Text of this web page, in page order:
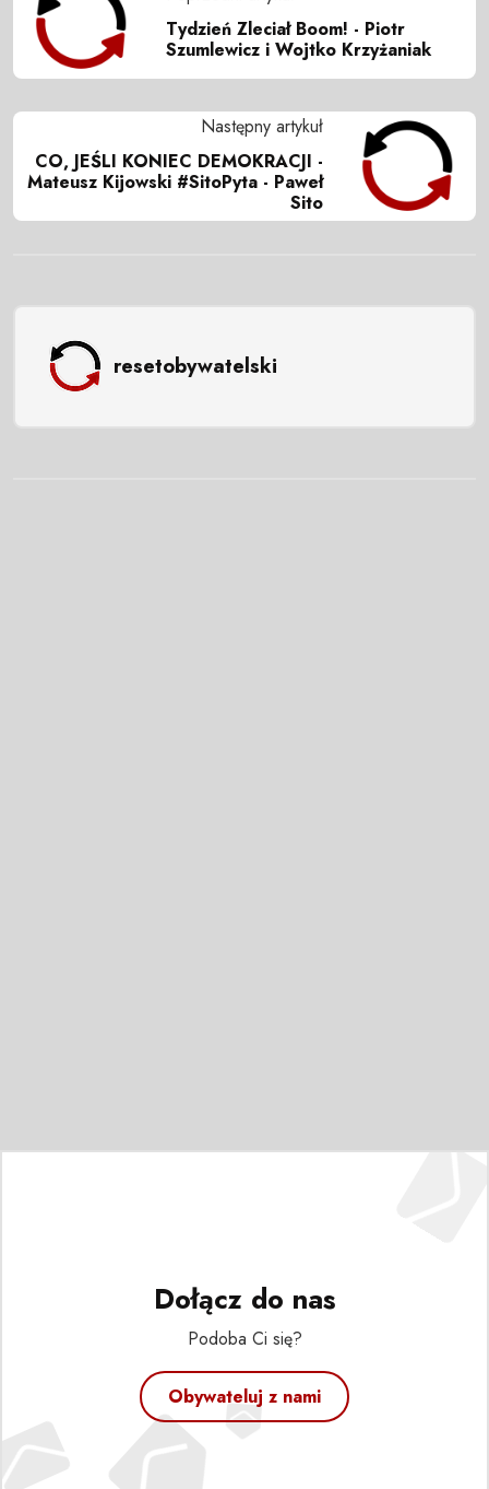
Tydzień Zleciał Boom! - Piotr
Szumlewicz i Wojtko Krzyżaniak
Następny artykuł
CO, JEŚLI KONIEC DEMOKRACJI -
Mateusz Kijowski #SitoPyta - Paweł
Sito
resetobywatelski
Dołącz do nas
Podoba Ci się?
Obywateluj z nami